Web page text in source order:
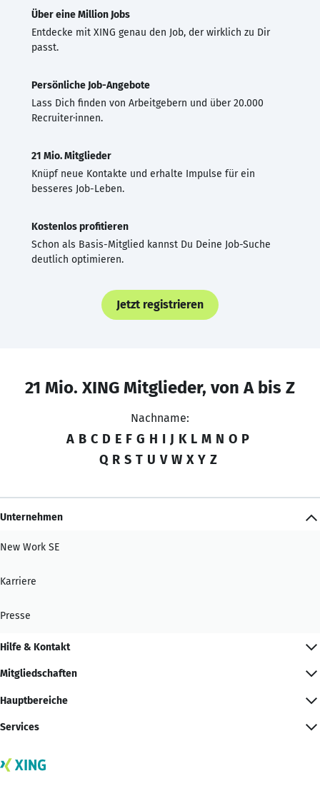
Über eine Million Jobs
Entdecke mit XING genau den Job, der wirklich zu Dir
passt.
Persönliche Job-Angebote
Lass Dich finden von Arbeitgebern und über 20.000
Recruiter·innen.
21 Mio. Mitglieder
Knüpf neue Kontakte und erhalte Impulse für ein
besseres Job-Leben.
Kostenlos profitieren
Schon als Basis-Mitglied kannst Du Deine Job-Suche
deutlich optimieren.
Jetzt registrieren
21 Mio. XING Mitglieder, von A bis Z
Nachname:
A B C D E F G H I J K L M N O P
Q R S T U V W X Y Z
Unternehmen
New Work SE
Karriere
Presse
Hilfe & Kontakt
Mitgliedschaften
Hauptbereiche
Services